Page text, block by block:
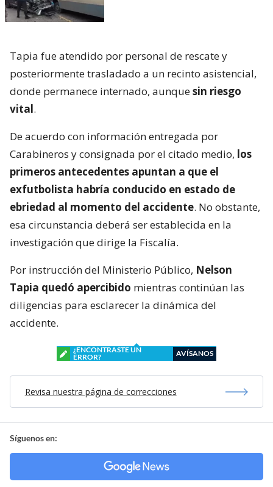
Tapia fue atendido por personal de rescate y
posteriormente trasladado a un recinto asistencial,
donde permanece internado, aunquesin riesgo
vital.
De acuerdo con información entregada por
Carabineros y consignada por el citado medio, los
primeros antecedentes apuntan a que el
exfutbolista habría conducido en estado de
ebriedad al momento del accidente. No obstante,
esa circunstancia deberá ser establecida en la
investigación que dirige la Fiscalía.
Por instrucción del Ministerio Público, Nelson
Tapia quedó apercibido mientras continúan las
diligencias para esclarecer la dinámica del
accidente.
¿ENCONTRASTE UN
ERROR?
AVÍSANOS
Revisa nuestra página de correcciones
Síguenos en: